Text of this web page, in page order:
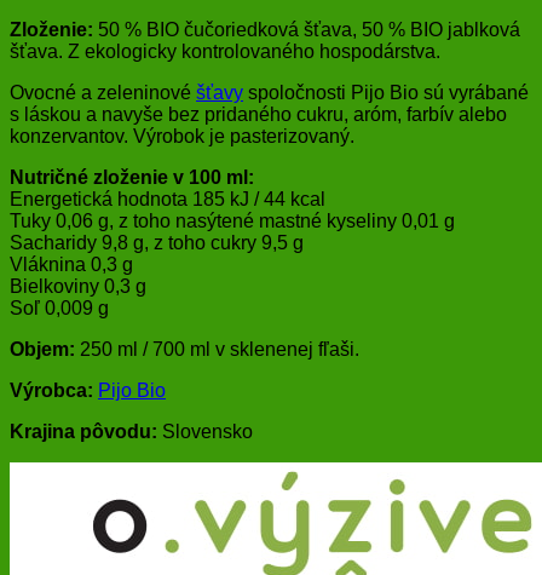
Zloženie: 50 % BIO čučoriedková šťava, 50 % BIO jablková
šťava. Z ekologicky kontrolovaného hospodárstva.
Ovocné a zeleninové šťavy spoločnosti Pijo Bio sú vyrábané
s láskou a navyše bez pridaného cukru, aróm, farbív alebo
konzervantov. Výrobok je pasterizovaný.
Nutričné zloženie v 100 ml:
Energetická hodnota 185 kJ / 44 kcal
Tuky 0,06 g, z toho nasýtené mastné kyseliny 0,01 g
Sacharidy 9,8 g, z toho cukry 9,5 g
Vláknina 0,3 g
Bielkoviny 0,3 g
Soľ 0,009 g
Objem: 250 ml / 700 ml v sklenenej fľaši.
Výrobca: Pijo Bio
Krajina pôvodu: Slovensko